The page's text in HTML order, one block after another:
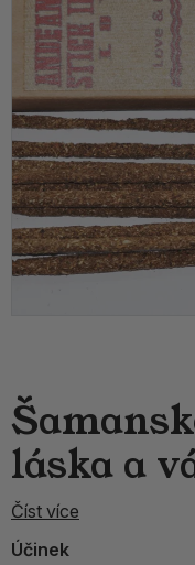
láska a
Číst více
Účinek